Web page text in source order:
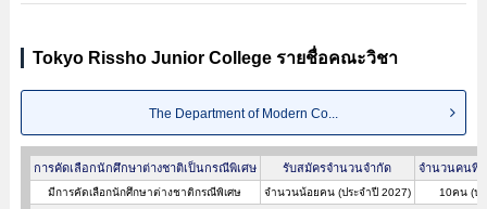
Tokyo Rissho Junior College รายชื่อคณะวิชา
The Department of Modern Co...
การคัดเลือกนักศึกษาต่างชาติเป็นกรณีพิเศษ รับสมัครจำนวนจำกัด จำนวนคนที่
มีการคัดเลือกนักศึกษาต่างชาติกรณีพิเศษ จำนวนน้อยคน (ประจำปี 2027) 10คน (ป